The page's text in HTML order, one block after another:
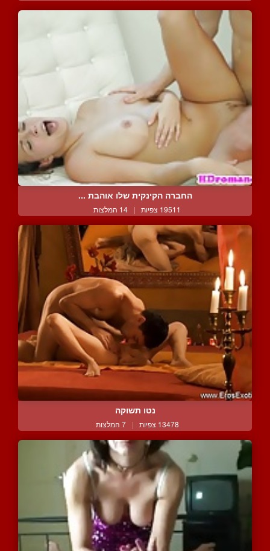
החברה הקינקית שלו אוהבת ...
19511 צפיות | 14 המלצות
נטו תשוקה
13478 צפיות | 7 המלצות